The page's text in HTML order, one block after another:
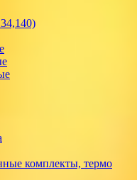
комплекты, термо